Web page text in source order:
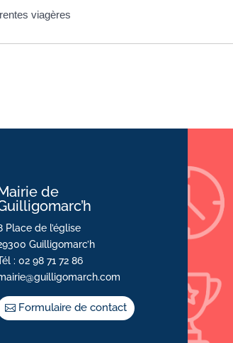
viagères
de
Place de l’église
Guilligomarc’h
: 02 98 71 72 86
Formulaire de contact